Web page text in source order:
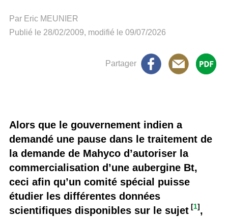
Par Eric MEUNIER
Publié le 28/02/2009, modifié le 09/07/2026
Partager
Alors que le gouvernement indien a
demandé une pause dans le traitement de
la demande de Mahyco d’autoriser la
commercialisation d’une aubergine Bt,
ceci afin qu’un comité spécial puisse
étudier les différentes données
scientifiques disponibles sur le sujet [1],